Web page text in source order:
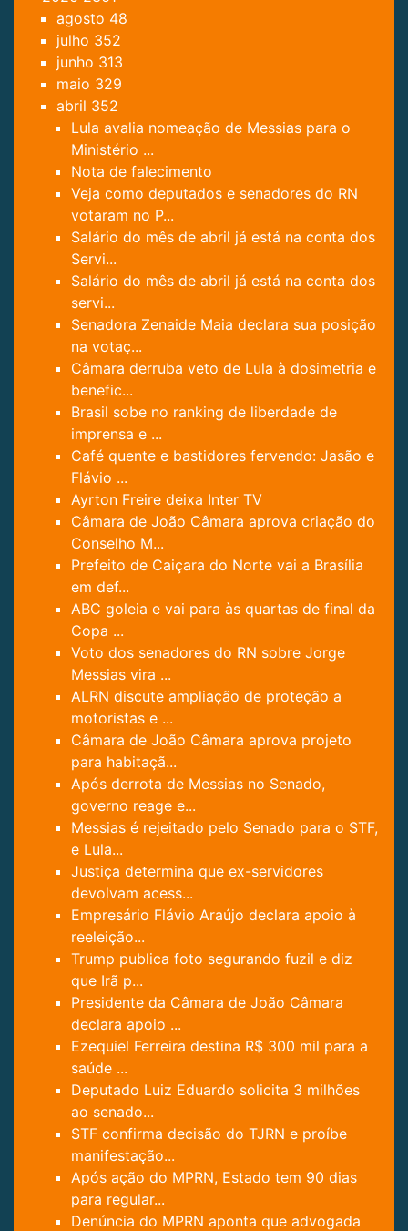
agosto 48
julho 352
junho 313
maio 329
abril 352
Lula avalia nomeação de Messias para o
Ministério ...
Nota de falecimento
Veja como deputados e senadores do RN
votaram no P...
Salário do mês de abril já está na conta dos
Servi...
Salário do mês de abril já está na conta dos
servi...
Senadora Zenaide Maia declara sua posição
na votaç...
Câmara derruba veto de Lula à dosimetria e
benefic...
Brasil sobe no ranking de liberdade de
imprensa e ...
Café quente e bastidores fervendo: Jasão e
Flávio ...
Ayrton Freire deixa Inter TV
Câmara de João Câmara aprova criação do
Conselho M...
Prefeito de Caiçara do Norte vai a Brasília
em def...
ABC goleia e vai para às quartas de final da
Copa ...
Voto dos senadores do RN sobre Jorge
Messias vira ...
ALRN discute ampliação de proteção a
motoristas e ...
Câmara de João Câmara aprova projeto
para habitaçã...
Após derrota de Messias no Senado,
governo reage e...
Messias é rejeitado pelo Senado para o STF,
e Lula...
Justiça determina que ex-servidores
devolvam acess...
Empresário Flávio Araújo declara apoio à
reeleição...
Trump publica foto segurando fuzil e diz
que Irã p...
Presidente da Câmara de João Câmara
declara apoio ...
Ezequiel Ferreira destina R$ 300 mil para a
saúde ...
Deputado Luiz Eduardo solicita 3 milhões
ao senado...
STF confirma decisão do TJRN e proíbe
manifestação...
Após ação do MPRN, Estado tem 90 dias
para regular...
Denúncia do MPRN aponta que advogada